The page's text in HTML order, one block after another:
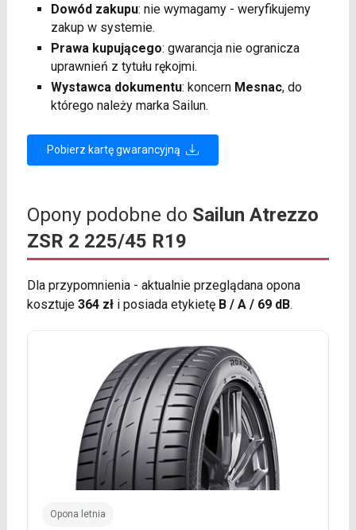
Dowód zakupu: nie wymagamy - weryfikujemy
zakup w systemie.
Prawa kupującego: gwarancja nie ogranicza
uprawnień z tytułu rękojmi.
Wystawca dokumentu: koncern Mesnac, do
którego należy marka Sailun.
Pobierz kartę gwarancyjną
Opony podobne do Sailun Atrezzo
ZSR 2 225/45 R19
Dla przypomnienia - aktualnie przeglądana opona
kosztuje 364 złi posiada etykietę B / A / 69 dB.
Opona letnia